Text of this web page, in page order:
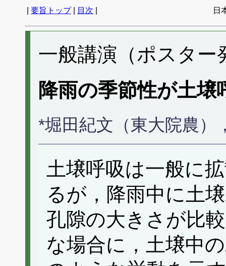
要旨トップ| 目次 日
一般講演（ポスター
降雨の季節性が土壌
*堀田紀文（東大院農）
土壌呼吸は一般に
るが，降雨中に土
孔隙の大きさが比
な場合に，土壌中